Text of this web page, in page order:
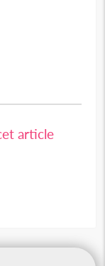
article